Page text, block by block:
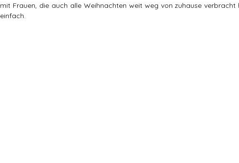
mit Frauen, die auch alle Weihnachten weit weg von zuhause
einfach.